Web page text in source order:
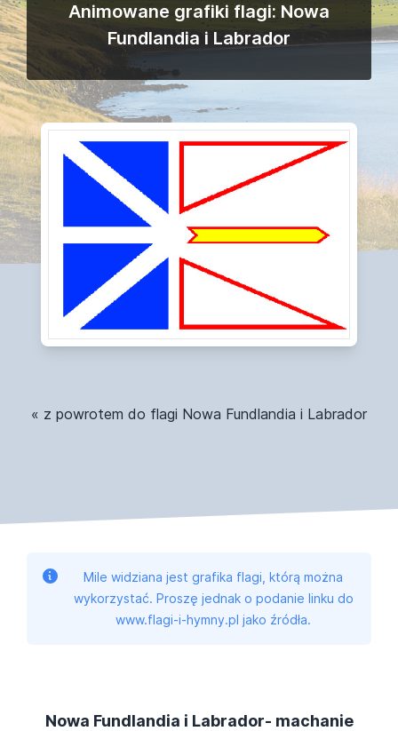
Animowane grafiki flagi: Nowa
Fundlandia i Labrador
« z powrotem do flagi Nowa Fundlandia i Labrador
Mile widziana jest grafika flagi, którą można
wykorzystać. Proszę jednak o podanie linku do
www.flagi-i-hymny.pl jako źródła.
Nowa Fundlandia i Labrador- machanie